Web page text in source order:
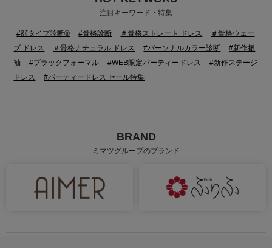
注目キーワード・特集
#顔タイプ診断® #骨格診断 ＃骨格ストレート ドレス
＃骨格ウェー
ブ ドレス
＃骨格ナチュラル ドレス #パーソナルカラー診断
#新作振
袖
#ブラックフォーマル #WEB限定パーティードレス
#新作ステージ
ドレス
#パーティードレス セール特集
BRAND
ミマツグループのブランド